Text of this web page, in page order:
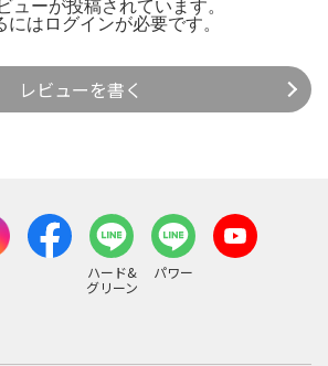
ューが投稿されています。
には ログインが必要です。
レビューを書く
ハード&
グリーン
パワー